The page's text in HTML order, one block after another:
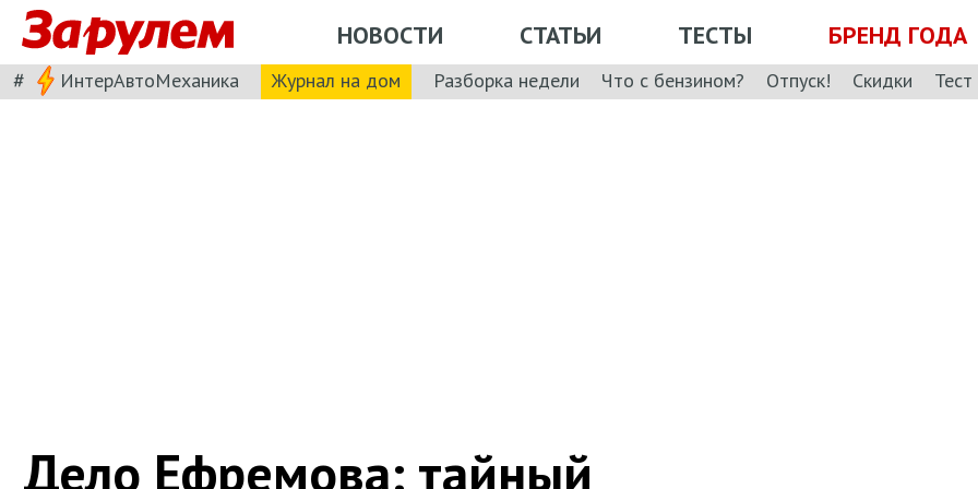
НОВОСТИ СТАТЬИ ТЕСТЫ БРЕНД ГОДА
# ИнтерАвтоМеханика Журнал на дом Разборка недели Что с бензином? Отпуск! Скидки
Дело Ефремова: тайный